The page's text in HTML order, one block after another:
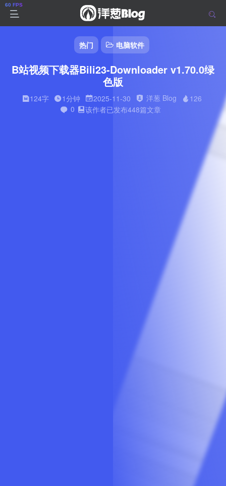
热门 电脑软件
B站视频下载器Bili23-Downloader v1.70.0绿
色版
124字 1分钟 2025-11-30 洋葱 Blog
126
0
该作者已发布448篇文章